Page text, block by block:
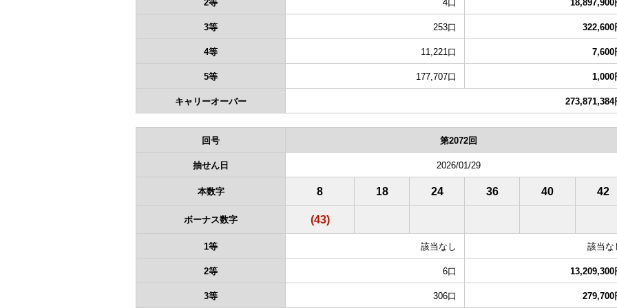
2等 4口 18,897,900
3等 253口 322,600
4等 11,221口 7,600
5等 177,707口 1,000
キャリーオーバー 273,871,384
回号 第2072回
抽せん日 2026/01/29
本数字 8 18 24 36 40 42
ボーナス数字 (43)
1等 該当なし 該当な
2等 6口 13,209,300
3等 306口 279,700